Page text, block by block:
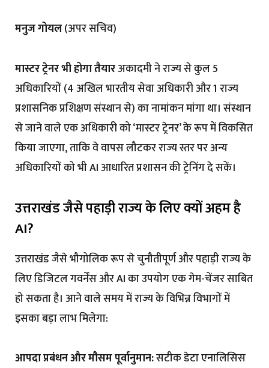
मनुज गोयल(अपर सचिव)
मास्टर ट्रेनर भी होगा तैयारअकादमी ने राज्य से कुल 5
अधिकारियों (4 अखिल भारतीय सेवा अधिकारी और 1 राज्य
प्रशासनिक प्रशिक्षण संस्थान से) का नामांकन मांगा था। संस्थान
से जाने वाले एक अधिकारी को ‘मास्टर ट्रेनर’ के रूप में विकसित
किया जाएगा, ताकि वे वापस लौटकर राज्य स्तर पर अन्य
अधिकारियों को भी AI आधारित प्रशासन की ट्रेनिंग दे सकें।
उत्तराखंड जैसे पहाड़ी राज्य के लिए क्यों अहम है
AI?
उत्तराखंड जैसे भौगोलिक रूप से चुनौतीपूर्ण और पहाड़ी राज्य के
लिए डिजिटल गवर्नेंस और AI का उपयोग एक गेम-चेंजर साबित
हो सकता है। आने वाले समय में राज्य के विभिन्न विभागों में
इसका बड़ा लाभ मिलेगा:
आपदा प्रबंधन और मौसम पूर्वानुमान:सटीक डेटा एनालिसिस